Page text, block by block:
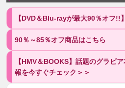
【DVD＆Blu-rayが最大90％オフ!!
90％～85％オフ商品はこちら
【HMV＆BOOKS】話題のグラビ
報を今すぐチェック＞＞